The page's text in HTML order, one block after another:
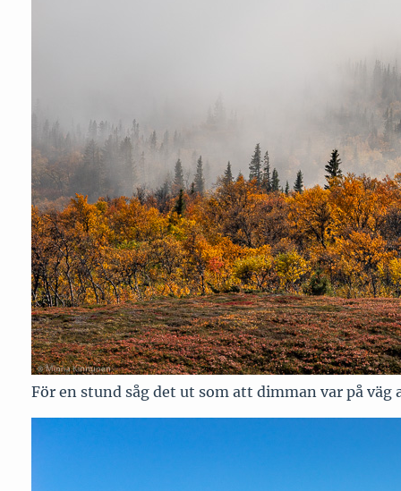
För en stund såg det ut som att dimman var på väg